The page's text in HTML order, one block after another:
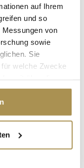
auf Ihrem
und so
Messungen von
sowie
Sie
welche Zwecke
auf das Privacy
Lage
genau sein